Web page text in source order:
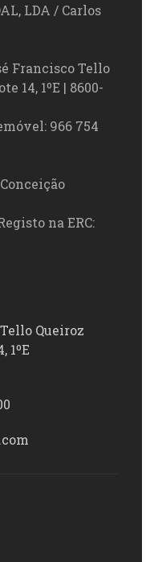
LDA / Carlos
Francisco Tello
14, 1ºE | 8600-
966 754
na ERC:
Queiroz
1ºE